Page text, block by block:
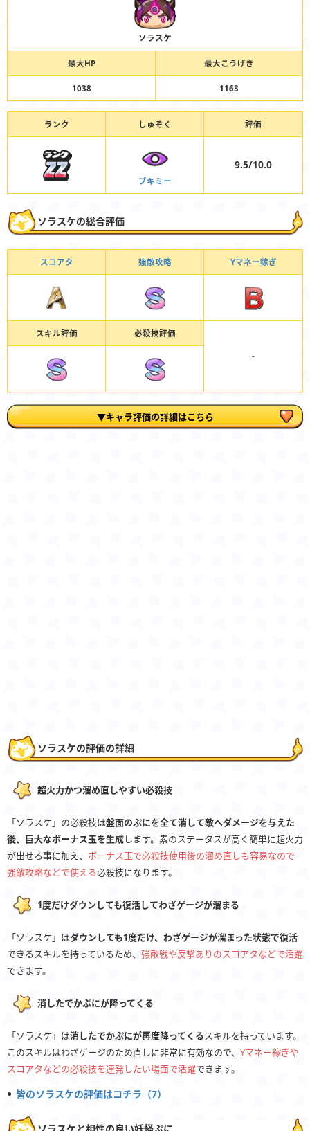
ソラスケ
最大HP 最大こうげき
1038 1163
ランク しゅぞく 評価
ブキミー
9.5/10.0
ソラスケの総合評価
スコアタ 強敵攻略 Yマネー稼ぎ
スキル評価 必殺技評価
-
▼キャラ評価の詳細はこちら
ソラスケの評価の詳細
超火力かつ溜め直しやすい必殺技
「ソラスケ」の必殺技は盤面のぷにを全て消して敵へダメージを与えた
後、巨大なボーナス玉を生成します。素のステータスが高く簡単に超火力
が出せる事に加え、 ボーナス玉で必殺技使用後の溜め直しも容易なので
強敵攻略などで使える必殺技になります。
1度だけダウンしても復活してわざゲージが溜まる
「ソラスケ」はダウンしても1度だけ、わざゲージが溜まった状態で復活
できるスキルを持っているため、 強敵戦や反撃ありのスコアタなどで活躍
できます。
消したでかぷにが降ってくる
「ソラスケ」は消したでかぷにが再度降ってくるスキルを持っています。
このスキルはわざゲージのため直しに非常に有効なので、 Yマネー稼ぎや
スコアタなどの必殺技を連発したい場面で活躍できます。
皆のソラスケの評価はコチラ（7）